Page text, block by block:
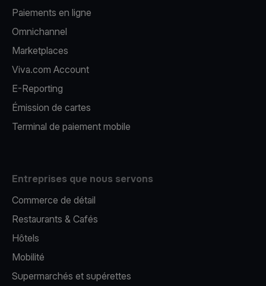
Paiements en ligne
Omnichannel
Marketplaces
Viva.com Account
E-Reporting
Émission de cartes
Terminal de paiement mobile
Entreprises que nous servons
Commerce de détail
Restaurants & Cafés
Hôtels
Mobilité
Supermarchés et supérettes